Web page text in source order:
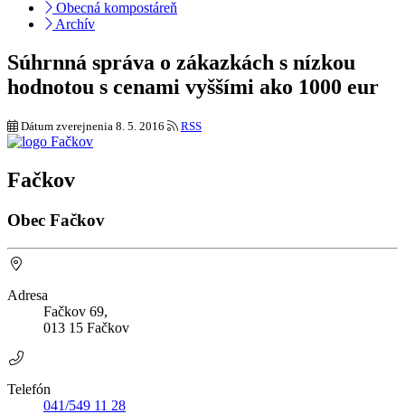
Obecná kompostáreň
Archív
Súhrnná správa o zákazkách s nízkou
hodnotou s cenami vyššími ako 1000 eur
Dátum zverejnenia 8. 5. 2016 RSS
Fačkov
Obec Fačkov
Adresa
Fačkov 69,
013 15 Fačkov
Telefón
041/549 11 28